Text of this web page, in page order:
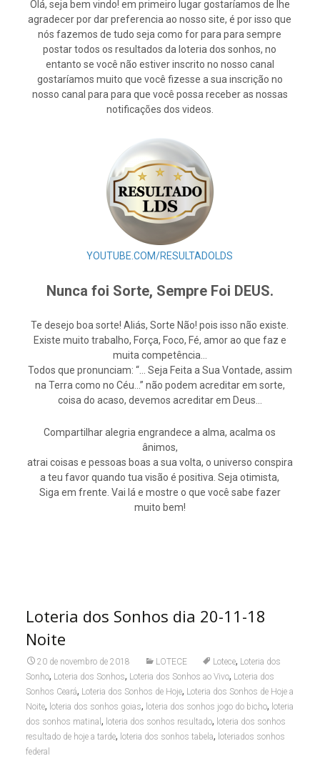
Olá, seja bem vindo! em primeiro lugar gostaríamos de lhe
agradecer por dar preferencia ao nosso site, é por isso que
nós fazemos de tudo seja como for para para sempre
postar todos os resultados da loteria dos sonhos, no
entanto se você não estiver inscrito no nosso canal
gostaríamos muito que você fizesse a sua inscrição no
nosso canal para para que você possa receber as nossas
notificações dos videos.
YOUTUBE.COM/RESULTADOLDS
Nunca foi Sorte, Sempre Foi DEUS.
Te desejo boa sorte! Aliás, Sorte Não! pois isso não existe.
Existe muito trabalho, Força, Foco, Fé, amor ao que faz e
muita competência…
Todos que pronunciam: “… Seja Feita a Sua Vontade, assim
na Terra como no Céu…” não podem acreditar em sorte,
coisa do acaso, devemos acreditar em Deus…
Compartilhar alegria engrandece a alma, acalma os
ânimos,
atrai coisas e pessoas boas a sua volta, o universo conspira
a teu favor quando tua visão é positiva. Seja otimista,
Siga em frente. Vai lá e mostre o que você sabe fazer
muito bem!
Loteria dos Sonhos dia 20-11-18
Noite
20 de novembro de 2018 LOTECE Lotece, Loteria dos
Sonho, Loteria dos Sonhos, Loteria dos Sonhos ao Vivo, Loteria dos
Sonhos Ceará, Loteria dos Sonhos de Hoje, Loteria dos Sonhos de Hoje a
Noite, loteria dos sonhos goias, loteria dos sonhos jogo do bicho, loteria
dos sonhos matinal , loteria dos sonhos resultado, loteria dos sonhos
resultado de hoje a tarde, loteria dos sonhos tabela, loteriados sonhos
federal